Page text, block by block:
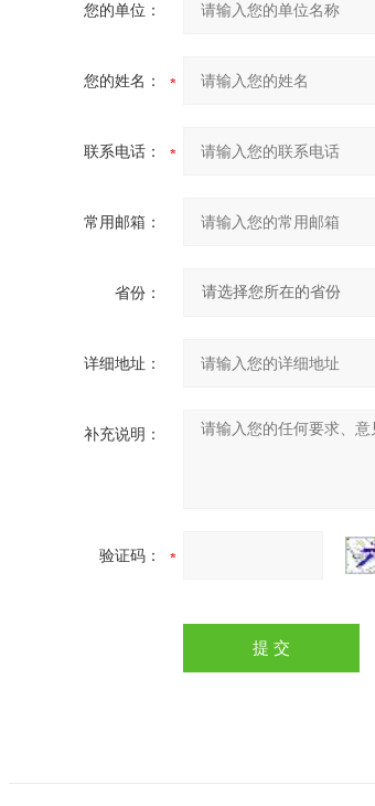
您的单位：
您的姓名：
联系电话：
常用邮箱：
省份：
详细地址：
补充说明：
验证码：